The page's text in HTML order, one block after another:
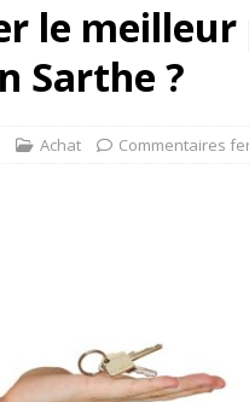
le
Sarthe ?
Achat Commentaires